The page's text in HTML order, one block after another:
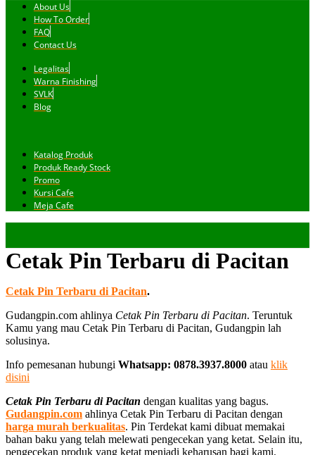
About Us
How To Order
FAQ
Contact Us
Legalitas
Warna Finishing
SVLK
Blog
Katalog Produk
Produk Ready Stock
Promo
Kursi Cafe
Meja Cafe
Cetak Pin Terbaru di Pacitan
Cetak Pin Terbaru di Pacitan.
Gudangpin.com ahlinya Cetak Pin Terbaru di Pacitan. Teruntuk
Kamu yang mau Cetak Pin Terbaru di Pacitan, Gudangpin lah
solusinya.
Info pemesanan hubungi Whatsapp: 0878.3937.8000 atau klik
disini
Cetak Pin Terbaru di Pacitan dengan kualitas yang bagus.
Gudangpin.com ahlinya Cetak Pin Terbaru di Pacitan dengan
harga murah berkualitas. Pin Terdekat kami dibuat memakai
bahan baku yang telah melewati pengecekan yang ketat. Selain itu,
pengecekan produk yang ketat menjadi keharusan bagi kami.